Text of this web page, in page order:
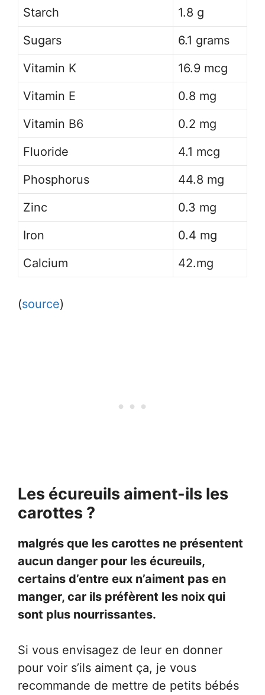
Starch
1.8 g
Sugars
6.1 grams
Vitamin K
16.9 mcg
Vitamin E
0.8 mg
Vitamin B6
0.2 mg
Fluoride
4.1 mcg
Phosphorus
44.8 mg
Zinc
0.3 mg
Iron
0.4 mg
Calcium
42.mg
(source)
Les écureuils aiment-ils les
carottes ?
malgrés que les carottes ne présentent
aucun danger pour les écureuils,
certains d’entre eux n’aiment pas en
manger, car ils préfèrent les noix qui
sont plus nourrissantes.
Si vous envisagez de leur en donner
pour voir s’ils aiment ça, je vous
recommande de mettre de petits bébés